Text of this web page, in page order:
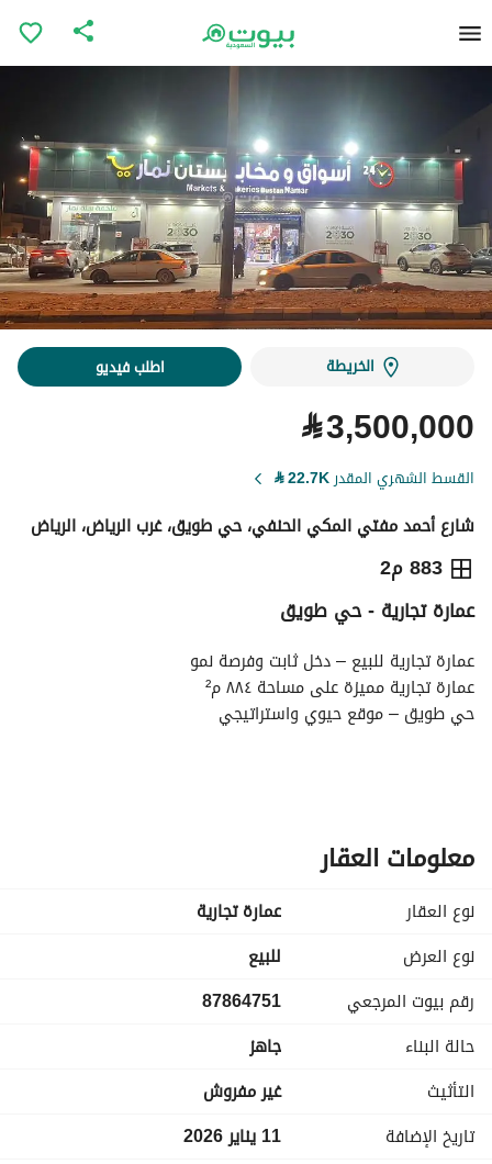
الخريطة اطلب فيديو
⃁3,500,000
القسط الشهري المقدر22.7K
⃁
شارع أحمد مفتي المكي الحنفي، حي طويق، غرب الرياض، الرياض
883 م2
⃁
3,500,000
التفاصيل معلومات ترخيص الإعلانعمارة تجارية - حي طويق
عمارة تجارية للبيع – دخل ثابت وفرصة نمو
عمارة تجارية مميزة على مساحة ٨٨٤ م²
حي طويق – موقع حيوي واستراتيجي
مؤجرة حالياً بعقد واحد
الدخل السنوي: ١٧٥,٠٠٠ ريال
السطح فاضي وقابل للاستثمار أو التطوير
(فرصة لزيادة العائد مستقبلاً)
مشروع القدية
مشروع حدائق الملك عبدالله
للتواصل / 0530304002
معلومات العقار
نوع العقار
عمارة تجارية
نوع العرض
للبيع
رقم بيوت المرجعي
87864751
حالة البناء
جاهز
التأثيث
غير مفروش
تاريخ الإضافة
11 يناير 2026